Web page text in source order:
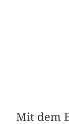
Mit dem